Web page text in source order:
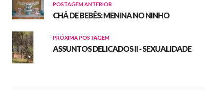
POSTAGEM ANTERIOR
CHÁ DE BEBÊS: MENINA NO NINHO
PRÓXIMA POSTAGEM
ASSUNTOS DELICADOS II - SEXUALIDADE